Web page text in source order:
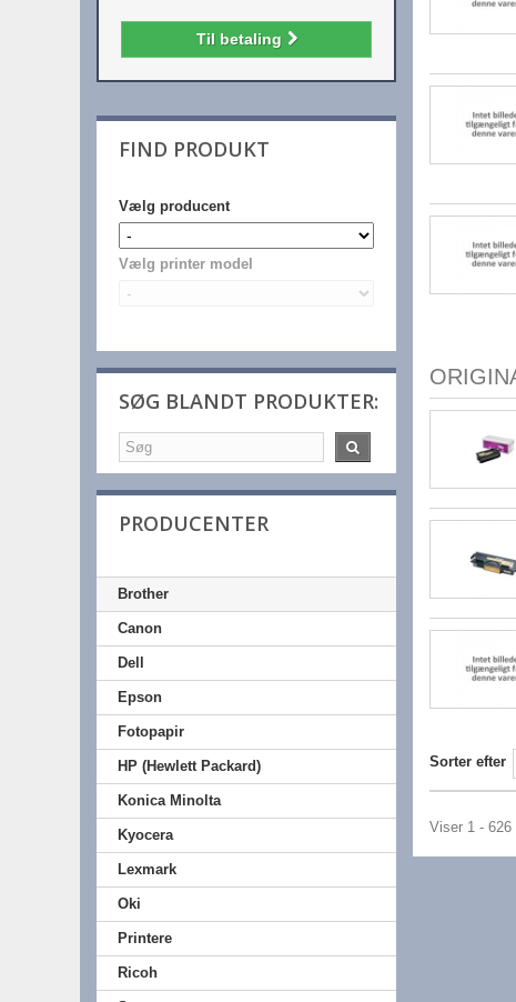
Til betaling
FIND PRODUKT
Vælg producent
Vælg printer model
SØG BLANDT PRODUKTER:
PRODUCENTER
Brother
Canon
Dell
Epson
Fotopapir
HP (Hewlett Packard)
Konica Minolta
Kyocera
Lexmark
Oki
Printere
Ricoh
Sorter efter
Viser 1 - 626